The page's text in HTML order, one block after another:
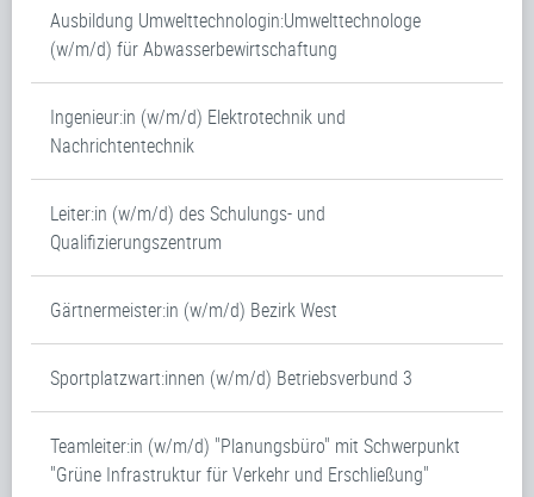
Ausbildung Umwelttechnologin:Umwelttechnologe
(w/m/d) für Abwasserbewirtschaftung
Ingenieur:in (w/m/d) Elektrotechnik und
Nachrichtentechnik
Leiter:in (w/m/d) des Schulungs- und
Qualifizierungszentrum
Gärtnermeister:in (w/m/d) Bezirk West
Sportplatzwart:innen (w/m/d) Betriebsverbund 3
Teamleiter:in (w/m/d) "Planungsbüro" mit Schwerpunkt
"Grüne Infrastruktur für Verkehr und Erschließung"